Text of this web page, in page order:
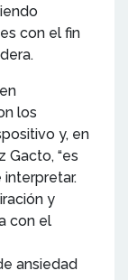
con el fin
los
y, en
Gacto, “es
y
con el
ansiedad